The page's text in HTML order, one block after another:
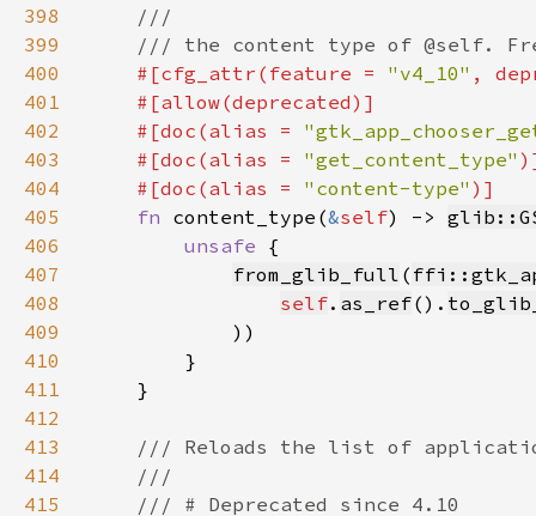
398
399
400
#[cfg_attr(feature = "v4_10" ,
401
402
    #[doc(alias =
403
    #[doc(alias =
"get_content_type"
404
    #[doc(alias =
"content-type"
405
fn content_type(&self) ->
406
unsafe
407
from_glib_full (
408
self. as_ref().
409
410
411
412
413
414
415